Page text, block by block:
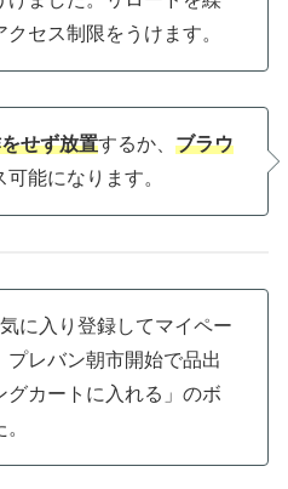
セス制限をうけます。
せず放置するか、 ブラウ
能になります。
に入り登録してマイペー
プレバン朝市開始で品出
グカートに入れる」のボ